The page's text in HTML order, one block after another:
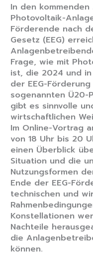
In den
Photovoltaik-
Förderende nach
Gesetz (EEG)
Frage, wie mit
ist, die 2024 und
der EEG-
sogenannten Ü20-
gibt es sinnvolle
wirtschaftlichen
Im Online-Vortrag
von 18 Uhr bis 20
einen Überblick
Situation und die
Nutzungsformen
Ende der EEG-
technischen und
Konstellationen
Nachteile
die
können.